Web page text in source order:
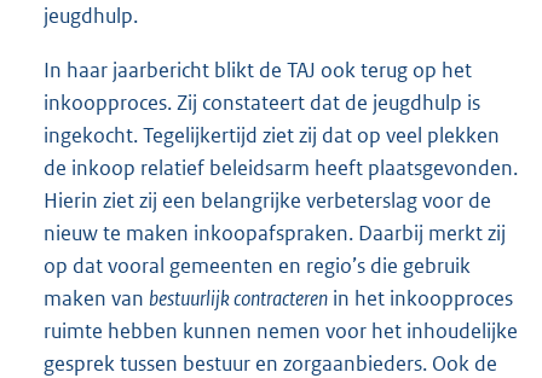
jeugdhulp.
In haar jaarbericht blikt de TAJ ook terug op het
inkoopproces. Zij constateert dat de jeugdhulp is
ingekocht. Tegelijkertijd ziet zij dat op veel plekken
de inkoop relatief beleidsarm heeft plaatsgevonden.
Hierin ziet zij een belangrijke verbeterslag voor de
nieuw te maken inkoopafspraken. Daarbij merkt zij
op dat vooral gemeenten en regio’s die gebruik
maken van bestuurlijk contracteren in het inkoopproces
ruimte hebben kunnen nemen voor het inhoudelijke
gesprek tussen bestuur en zorgaanbieders. Ook de